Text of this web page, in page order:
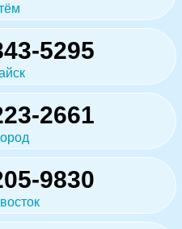
5295
2661
9830